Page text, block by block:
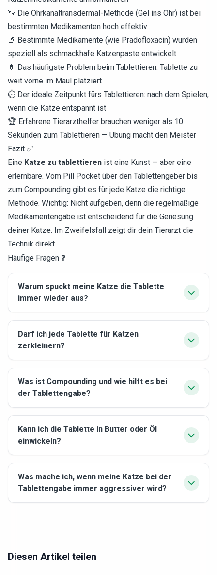
🐾 Die Ohrkanaltransdermal-Methode (Gel ins Ohr) ist bei
bestimmten Medikamenten hoch effektiv
🔬 Bestimmte Medikamente (wie Pradofloxacin) wurden
speziell als schmackhafe Katzenpaste entwickelt
💊 Das häufigste Problem beim Tablettieren: Tablette zu
weit vorne im Maul platziert
⏱️ Der ideale Zeitpunkt fürs Tablettieren: nach dem Spielen,
wenn die Katze entspannt ist
🏆 Erfahrene Tierarzthelfer brauchen weniger als 10
Sekunden zum Tablettieren — Übung macht den Meister
Fazit ✅
Eine Katze zu tablettieren ist eine Kunst — aber eine
erlernbare. Vom Pill Pocket über den Tablettengeber bis
zum Compounding gibt es für jede Katze die richtige
Methode. Wichtig: Nicht aufgeben, denn die regelmäßige
Medikamentengabe ist entscheidend für die Genesung
deiner Katze. Im Zweifelsfall zeigt dir dein Tierarzt die
Technik direkt.
Häufige Fragen ❓
Warum spuckt meine Katze die Tablette
immer wieder aus?
Darf ich jede Tablette für Katzen
zerkleinern?
Was ist Compounding und wie hilft es bei
der Tablettengabe?
Kann ich die Tablette in Butter oder Öl
einwickeln?
Was mache ich, wenn meine Katze bei der
Tablettengabe immer aggressiver wird?
Diesen Artikel teilen